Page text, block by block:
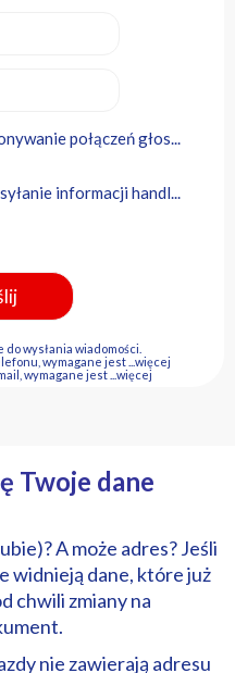
połączeń głos...
informacji handl...
wysłania wiadomości.
wymagane jest
...więcej
wymagane jest ...więcej
Twoje dane
A może adres? Jeśli
widnieją dane, które już
chwili zmiany na
nie zawierają adresu